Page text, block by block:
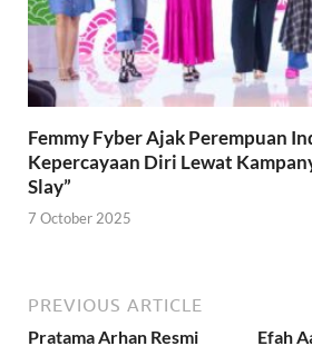
Femmy Fyber Ajak Perempuan
Kepercayaan Diri Lewat
Slay”
7 October 2025
PREVIOUS ARTICLE
Pratama Arhan Resmi
Efah